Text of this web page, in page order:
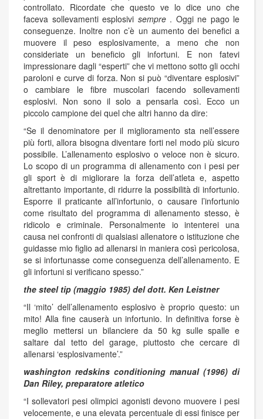
controllato. Ricordate che questo ve lo dice uno che
faceva sollevamenti esplosivi sempre . Oggi ne pago le
conseguenze. Inoltre non c’è un aumento dei benefici a
muovere il peso esplosivamente, a meno che non
consideriate un beneficio gli infortuni. E non fatevi
impressionare dagli “esperti” che vi mettono sotto gli occhi
paroloni e curve di forza. Non si può “diventare esplosivi”
o cambiare le fibre muscolari facendo sollevamenti
esplosivi. Non sono il solo a pensarla così. Ecco un
piccolo campione dei quel che altri hanno da dire:
“Se il denominatore per il miglioramento sta nell’essere
più forti, allora bisogna diventare forti nel modo più sicuro
possibile. L’allenamento esplosivo o veloce non è sicuro.
Lo scopo di un programma di allenamento con i pesi per
gli sport è di migliorare la forza dell’atleta e, aspetto
altrettanto importante, di ridurre la possibilità di infortunio.
Esporre il praticante all’infortunio, o causare l’infortunio
come risultato del programma di allenamento stesso, è
ridicolo e criminale. Personalmente io intenterei una
causa nei confronti di qualsiasi allenatore o istituzione che
guidasse mio figlio ad allenarsi in maniera così pericolosa,
se si infortunasse come conseguenza dell’allenamento. E
gli infortuni si verificano spesso.”
the steel tip (maggio 1985) del dott. Ken Leistner
“Il ‘mito’ dell’allenamento esplosivo è proprio questo: un
mito! Alla fine causerà un infortunio. In definitiva forse è
meglio mettersi un bilanciere da 50 kg sulle spalle e
saltare dal tetto del garage, piuttosto che cercare di
allenarsi ‘esplosivamente’.”
washington redskins conditioning manual (1996) di
Dan Riley, preparatore atletico
“I sollevatori pesi olimpici agonisti devono muovere i pesi
velocemente, e una elevata percentuale di essi finisce per